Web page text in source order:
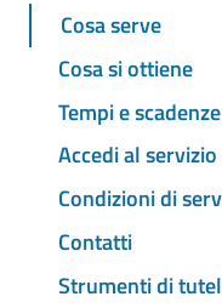
Cosa serve
Cosa si ottiene
Tempi e scadenze
Accedi al servizio
Condizioni di
Contatti
Strumenti di